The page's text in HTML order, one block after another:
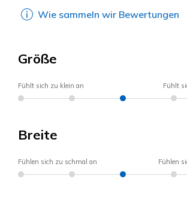
Wie sammeln wir Bewertungen
Größe
Fühlt sich zu klein an Fühlt
Breite
Fühlen sich zu schmal an Fühlen